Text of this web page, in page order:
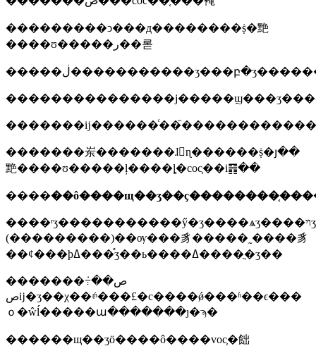
���������ͻ���д��������ṩ�䵥
����ʊ�����ر��롣
�������岽�������ɺ󼴿ɳ������ṩ�յ��
䵥����ʊ�����ļ����ȴ�coc֤��i䷢��
����
����ʳʒ�����������ӳ�ʒ����ѧʒ����ױʒ������������ʒ�����ġ���װ��ʒ����������̥�������ҩʒ����е
(���������)��ѹ���豸�����˷����豸
��ȼ���þߡ���֯ʒ��ь����ߡ����ֲ�ʒ��
�������ص��߹ܿ
صĳ�ʒ��χ��ʵʱ���£�с����ǿ���ʱ��ϵ���
ｏ�ŵĺ�����ա�������ȷ�ϡ�
������щ��ʒӧ����ô����voc֤�飿